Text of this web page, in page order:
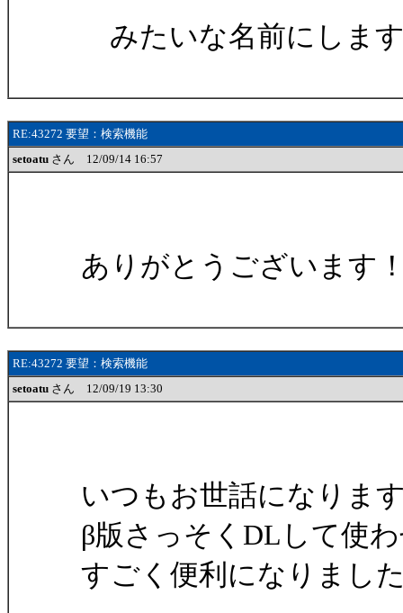
みたいな名前にしま
RE:43272 要望：検索機能
setoatu さん 12/09/14 16:57
ありがとうございます
RE:43272 要望：検索機能
setoatu さん 12/09/19 13:30
いつもお世話になりま
β版さっそくDLして使
すごく便利になりまし